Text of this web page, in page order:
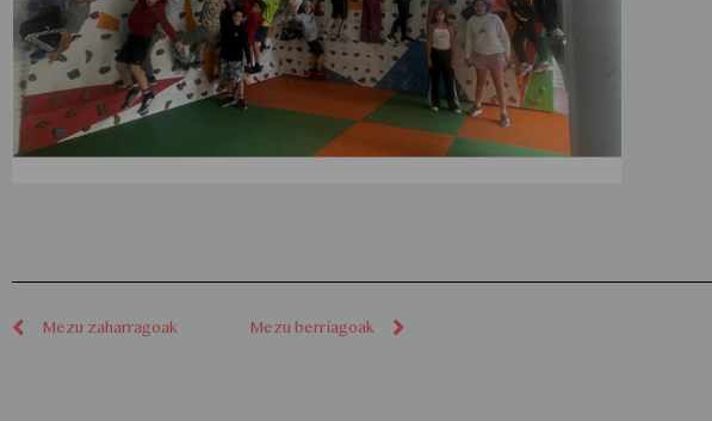
Mezu zaharragoak Mezu berriagoak